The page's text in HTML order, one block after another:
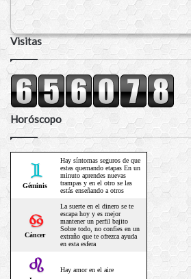
Visitas
Horóscopo